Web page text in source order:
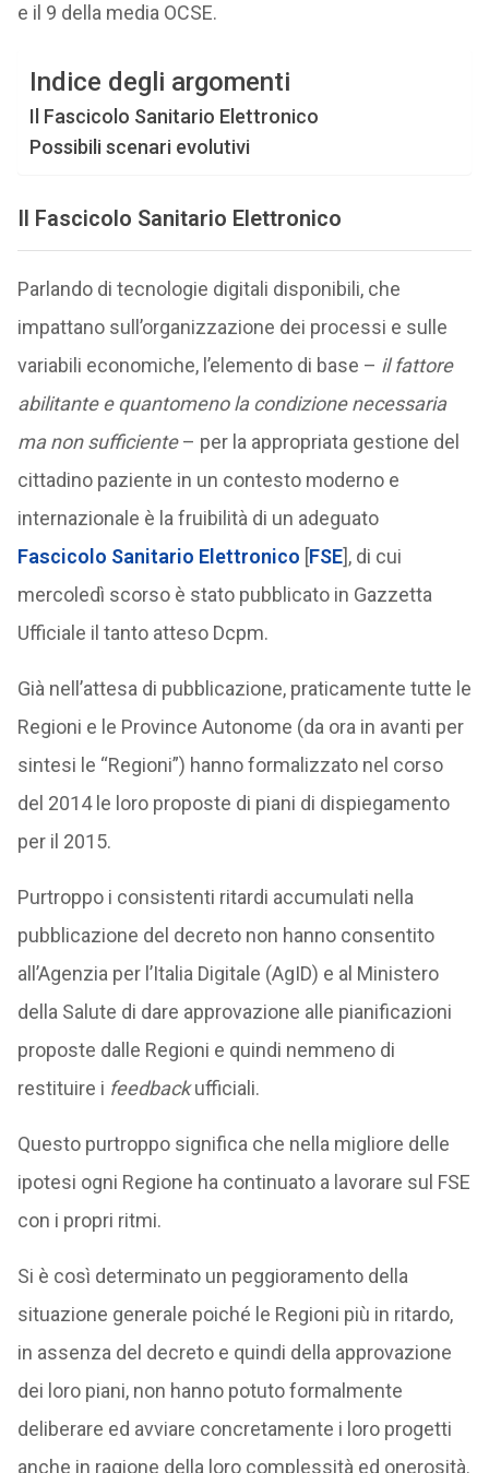
e il 9 della media OCSE.
Indice degli argomenti
Il Fascicolo Sanitario Elettronico
Possibili scenari evolutivi
Il Fascicolo Sanitario Elettronico
Parlando di tecnologie digitali disponibili, che
impattano sull’organizzazione dei processi e sulle
variabili economiche, l’elemento di base – il fattore
abilitante e quantomeno la condizione necessaria
ma non sufficiente– per la appropriata gestione del
cittadino paziente in un contesto moderno e
internazionale è la fruibilità di un adeguato
Fascicolo Sanitario Elettronico [FSE], di cui
mercoledì scorso è stato pubblicato in Gazzetta
Ufficiale il tanto atteso Dcpm.
Già nell’attesa di pubblicazione, praticamente tutte le
Regioni e le Province Autonome (da ora in avanti per
sintesi le “Regioni”) hanno formalizzato nel corso
del 2014 le loro proposte di piani di dispiegamento
per il 2015.
Purtroppo i consistenti ritardi accumulati nella
pubblicazione del decreto non hanno consentito
all’Agenzia per l’Italia Digitale (AgID) e al Ministero
della Salute di dare approvazione alle pianificazioni
proposte dalle Regioni e quindi nemmeno di
restituire i feedbackufficiali.
Questo purtroppo significa che nella migliore delle
ipotesi ogni Regione ha continuato a lavorare sul FSE
con i propri ritmi.
Si è così determinato un peggioramento della
situazione generale poiché le Regioni più in ritardo,
in assenza del decreto e quindi della approvazione
dei loro piani, non hanno potuto formalmente
deliberare ed avviare concretamente i loro progetti
anche in ragione della loro complessità ed onerosità.